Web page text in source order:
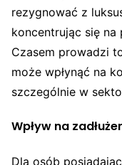
rezygnować z
koncentrując się
Czasem prowadzi
może wpłynąć na
szczególnie w
Wpływ na
Dla osób